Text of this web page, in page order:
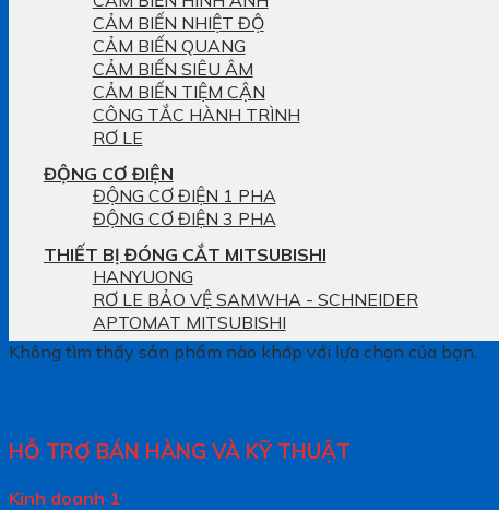
CẢM BIẾN NHIỆT ĐỘ
CẢM BIẾN QUANG
CẢM BIẾN SIÊU ÂM
CẢM BIẾN TIỆM CẬN
CÔNG TẮC HÀNH TRÌNH
RƠ LE
ĐỘNG CƠ ĐIỆN
ĐỘNG CƠ ĐIỆN 1 PHA
ĐỘNG CƠ ĐIỆN 3 PHA
THIẾT BỊ ĐÓNG CẮT MITSUBISHI
HANYUONG
RƠ LE BẢO VỆ SAMWHA - SCHNEIDER
APTOMAT MITSUBISHI
Không tìm thấy sản phẩm nào khớp với lựa chọn của bạn.
HỖ TRỢ BÁN HÀNG VÀ KỸ THUẬT
Kinh doanh 1